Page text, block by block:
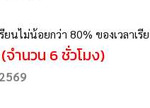
รียนไม่น้อยกว่า 80% ของเวล
จำนวน 6 ชั่วโมง)